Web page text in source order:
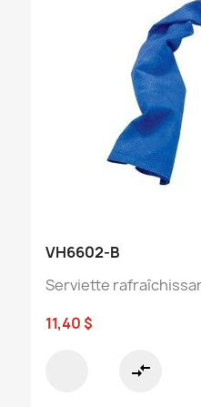
VH6602-B
Serviette
11,40 $
compare_arrows